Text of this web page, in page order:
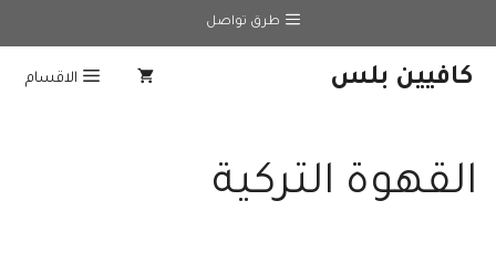
المحتوى
طرق تواصل
كافيين بلس الاقسام
القهوة التركية